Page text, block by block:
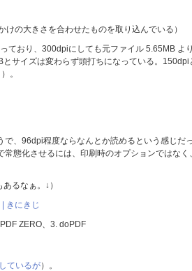
の大きさを合わせたものを取り込んでいる）
ており、300dpiにしても元ファイル 5.65MB よ
サイズは変わらず頭打ちになっている。150dpi
。
、96dpi程度ならなんとか読めるという感じだ
態化させるには、印刷時のオプションではなく
るなぁ。↓）
きにきじ
ZERO、3. doPDF
ているが）。